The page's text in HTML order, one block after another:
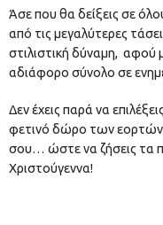
Άσε που θα δείξεις σε
από τις μεγαλύτερες
στιλιστική δύναμη,
αδιάφορο σύνολο σε
Δεν έχεις παρά να
φετινό δώρο των εορτών,
σου… ώστε να ζήσεις τα
Χριστούγεννα!